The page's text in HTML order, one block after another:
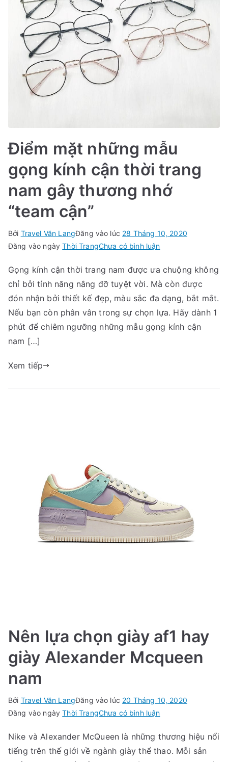
Điểm mặt những mẫu
gọng kính cận thời trang
nam gây thương nhớ
“team cận”
Bởi Travel Văn LangĐăng vào lúc 28 Tháng 10, 2020
Đăng vào ngàyThời TrangChưa có bình luậntrong
mặt
những
mẫu
gọng
kính
cận
Gọng kính cận thời trang nam được ưa chuộng không
chỉ bởi tính năng nâng đỡ tuyệt vời. Mà còn được
đón nhận bởi thiết kế đẹp, màu sắc đa dạng, bắt mắt.
Nếu bạn còn phân vân trong sự chọn lựa. Hãy dành 1
phút để chiêm ngưỡng những mẫu gọng kính cận
nam […]
Xem tiếp
Nên lựa chọn giày af1 hay
giày Alexander Mcqueen
nam
Bởi Travel Văn LangĐăng vào lúc 20 Tháng 10, 2020
Đăng vào ngàyThời TrangChưa có bình luậntrong
lựa
chọn
Nike và Alexander McQueen là những thương hiệu nổi
tiếng trên thế giới về ngành giày thể thao. Mỗi sản